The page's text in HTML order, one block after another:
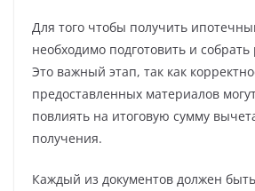
Для того чтобы получить
необходимо подготовить и собрать
Это важный этап, так как
предоставленных материалов
повлиять на итоговую сумму
получения.
Каждый из документов должен